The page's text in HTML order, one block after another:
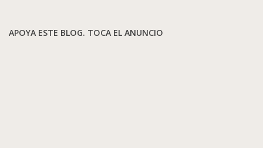
APOYA ESTE BLOG. TOCA EL ANUNCIO